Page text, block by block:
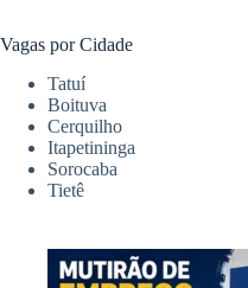
Vagas por Cidade
Tatuí
Boituva
Cerquilho
Itapetininga
Sorocaba
Tietê